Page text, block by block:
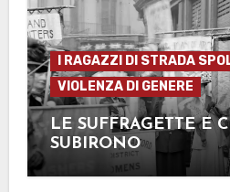
I RAGAZZI DI STRADA
VIOLENZA DI GENERE
LE SUFFRAGETTE E
SUBIRONO